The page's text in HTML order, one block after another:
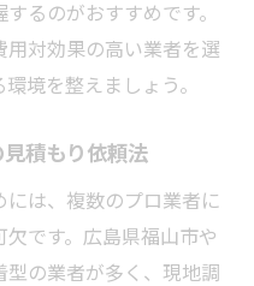
るのがおすすめです。
対効果の高い業者を選
境を整えましょう。
積もり依頼法
は、複数のプロ業者に
です。広島県福山市や
の業者が多く、現地調